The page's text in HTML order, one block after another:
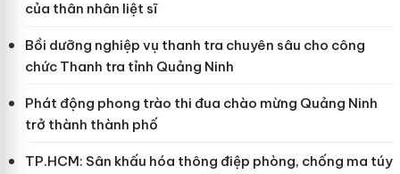
của thân nhân liệt sĩ
Bồi dưỡng nghiệp vụ thanh tra chuyên sâu cho công
chức Thanh tra tỉnh Quảng Ninh
Phát động phong trào thi đua chào mừng Quảng Ninh
trở thành thành phố
TP.HCM: Sân khấu hóa thông điệp phòng, chống ma túy